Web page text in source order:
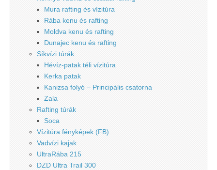
Mura rafting és vízitúra
Rába kenu és rafting
Moldva kenu és rafting
Dunajec kenu és rafting
Síkvízi túrák
Hévíz-patak téli vízitúra
Kerka patak
Kanizsa folyó – Principális csatorna
Zala
Rafting túrák
Soca
Vízitúra fényképek (FB)
Vadvízi kajak
UltraRába 215
DZD Ultra Trail 300